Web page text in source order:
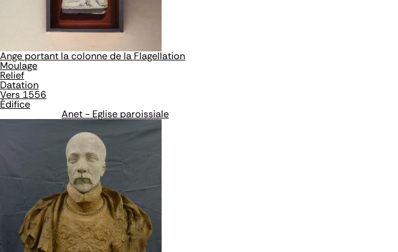
Ange portant la colonne de la Flagellation
Moulage
Relief
Datation
Vers 1556
Édifice
Anet - Eglise paroissiale